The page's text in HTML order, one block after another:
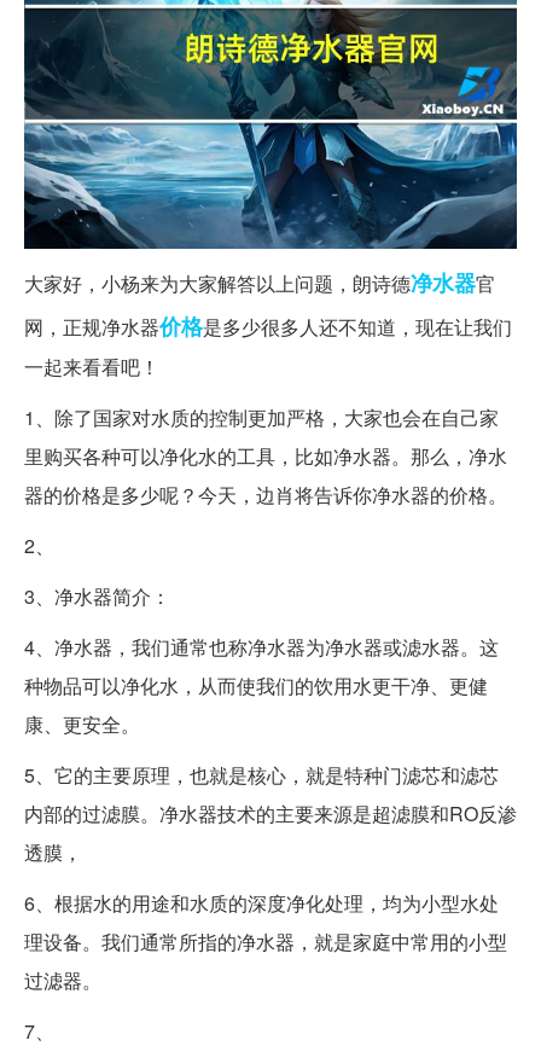
大家好，小杨来为大家解答以上问题，朗诗德净水器官
网，正规净水器价格是多少很多人还不知道，现在让我们
一起来看看吧！
1、除了国家对水质的控制更加严格，大家也会在自己家
里购买各种可以净化水的工具，比如净水器。那么，净水
器的价格是多少呢？今天，边肖将告诉你净水器的价格。
2、
3、净水器简介：
4、净水器，我们通常也称净水器为净水器或滤水器。这
种物品可以净化水，从而使我们的饮用水更干净、更健
康、更安全。
5、它的主要原理，也就是核心，就是特种门滤芯和滤芯
内部的过滤膜。净水器技术的主要来源是超滤膜和RO反渗
透膜，
6、根据水的用途和水质的深度净化处理，均为小型水处
理设备。我们通常所指的净水器，就是家庭中常用的小型
过滤器。
7、